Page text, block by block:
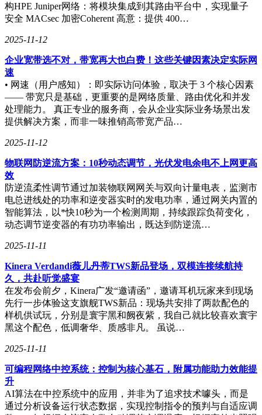
构HPE Juniper网络：将模块集成到其路由平台中，实现量子
安全 MACsec 加密Coherent 高意：提供 400…
2025-11-12
企业宽带选不对，带宽再大也白费！这些关键因素决定实际网
速
• 网速（用户感知）：即实际访问体验，取决于 3 个核心因素
—— 带宽只是基础，更重要的是网络质量、路由优化和并发
处理能力。 真正专业的服务商，会从企业实际业务场景出发
提供解决方案，而非一味推销高带宽产品…
2025-11-12
物联网防逆流方案：10秒动态调节，光伏发电余电不上网更高
效
防逆流柔性调节通过加装物联网网关与双向计量电表，监测市
电总进线处的功率和逆变器实时的发电功率，通过网关内置的
智能算法，以*快10秒为一个检测周期，持续跟踪负荷变化，
动态调节逆变器的有功功率输出，既达到防逆流…
2025-11-11
Kinera Verdandi薇儿丹蒂TWS新品登场，双模连接续航持
久，共赴听觉盛宴
在发布会前夕，Kinera广发“邀请函”，邀请耳机玩家来到现场
先行一步体验这支旗舰TWS新品：现场共安排了两款配色的
样机供试玩，分别是寰宇黑和阙夜紫，我自己就比较喜欢寰宇
黑这个配色，低调奢华、质感非凡。 虽说…
2025-11-11
可编程网络中控系统：控制为核心基石，附属功能助力效能提
升
AI算法在中控系统中的应用，并非为了追求技术噱头，而是
通过分析设备运行状态数据，实现控制指令的预判与自适应调